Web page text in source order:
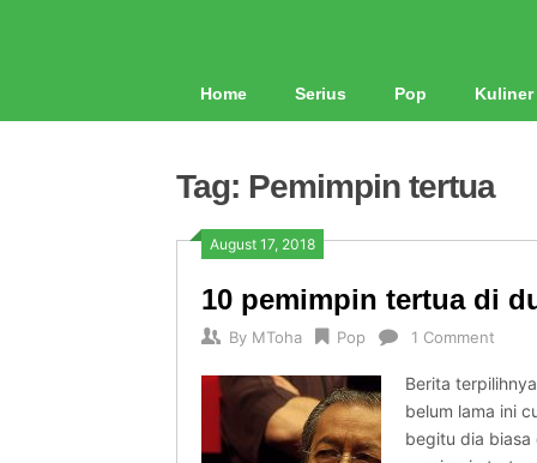
Home Serius Pop Kuliner
Tag: Pemimpin tertua
August 17, 2018
10 pemimpin tertua di
By MToha Pop 1 Comment
Berita
belum lama ini
begitu dia